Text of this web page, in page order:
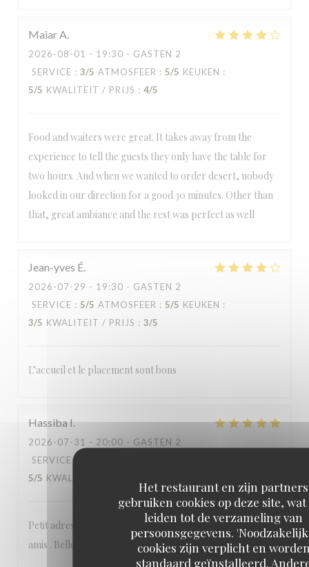
Het restaurant en zijn partners
gebruiken cookies op deze site,
leiden tot de verzameling van
persoonsgegevens.
cookies zijn verplicht en
standaard geïnstalleerd.
MaiarA
2026-08-01 - 19:30 - GASTEN 2
SERVICE : 3/5 ATMOSFEER : 5/5 KEUKEN :
5/5 KWALITEIT / PRIJS : 4/5
Food and waiters were great. It takes away from the
experience to tell the guests they only have the table for
two hours. And when we wanted to order desert, nobody
looked in our direction for a good 30 minutes. Other than
that, great ambiance and the rest was perfect as well
Jean-yves É
2026-07-29 - 19:30 - GASTEN 2
SERVICE : 5/5 ATMOSFEER : 5/5 KEUKEN :
3/5 KWALITEIT / PRIJS : 3/5
L’accueil et le placement sont bons
Hassiba I
2026-07-31 - 20:00 - GASTEN 2
SERVICE:
5/5 KWALITEIT / PRIJS
Petit adresse nichée dans Paris où il fait bon de dîner entre
amis . Belle adresse et plats goûteux. Je recommande